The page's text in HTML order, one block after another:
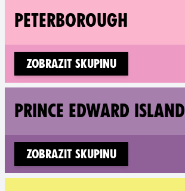
PETERBOROUGH
Zobrazit skupinu
PRINCE EDWARD ISLAND
Zobrazit skupinu